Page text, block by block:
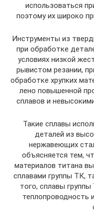
использоваться
поэтому их широко
Инструменты из
при обработке
условиях низкой
рывистом резании,
обработке хрупких
лено повышенной
спла­вов и
Такие сплавы
деталей из
нержавеющих
объясняется тем,
материалов титана
сплавами группы ТК,
того, сплавы
теплопроводность